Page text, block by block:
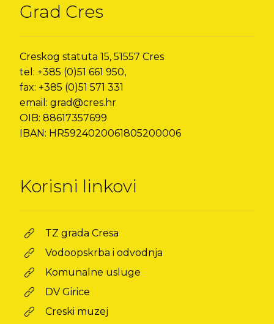
Grad Cres
Creskog statuta 15, 51557 Cres
tel: +385 (0)51 661 950,
fax: +385 (0)51 571 331
email: grad@cres.hr
OIB: 88617357699
IBAN: HR5924020061805200006
Korisni linkovi
TZ grada Cresa
Vodoopskrba i odvodnja
Komunalne usluge
DV Girice
Creski muzej